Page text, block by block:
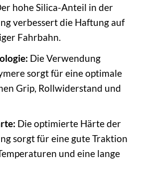
hohe Silica-Anteil in der
verbessert die Haftung auf
Fahrbahn.
Die Verwendung
sorgt für eine optimale
Grip, Rollwiderstand und
Die optimierte Härte der
sorgt für eine gute Traktion
und eine lange